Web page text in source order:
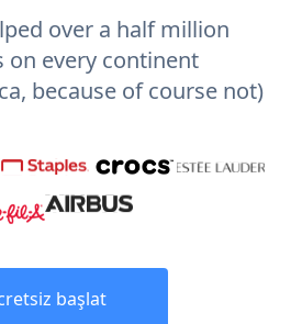
over a half million
on every continent
because of course not)
başlat